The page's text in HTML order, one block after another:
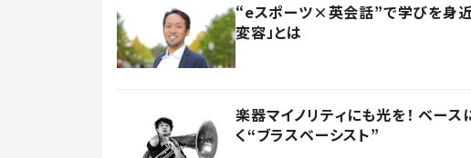
“eスポーツ×英会話”で学びを身
変容」とは
楽器マイノリティにも光を！ ベー
く“ブラスベーシスト”